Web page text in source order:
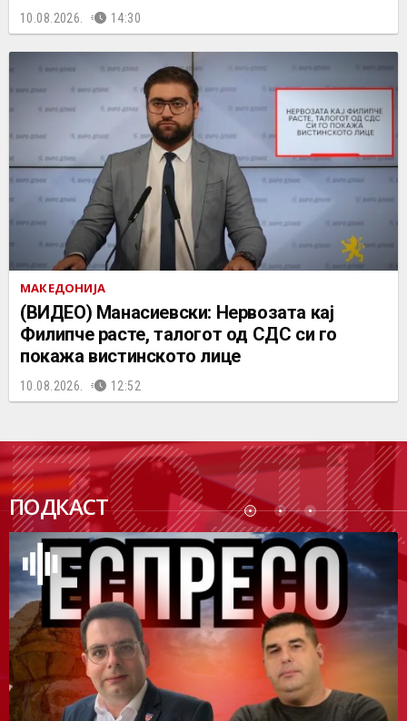
10.08.2026. 14:30
МАКЕДОНИЈА
(ВИДЕО) Манасиевски: Нервозата кај
Филипче расте, талогот од СДС си го
покажа вистинското лице
10.08.2026. 12:52
ПОДКАСТ
ПОДК
АСТ